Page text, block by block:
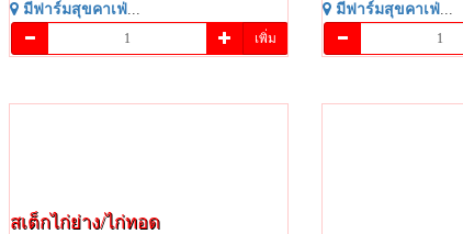
มี​ฟาร์​มสุข​คาเฟ่​ ...
เพิ่ม
มี​ฟาร์​มสุข​คาเฟ่​ ...
สเต็ก​ไก่ย่าง/ไก่ทอด